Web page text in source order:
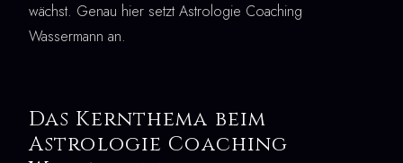
wächst. Genau hier setzt Astrologie Coaching
Wassermann an.
Das Kernthema beim
Astrologie Coaching